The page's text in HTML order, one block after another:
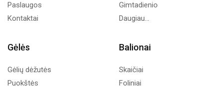
Paslaugos
Kontaktai
Gimtadienio
Daugiau...
Gėlės
Gėlių dėžutės
Puokštės
Balionai
Skaičiai
Foliniai